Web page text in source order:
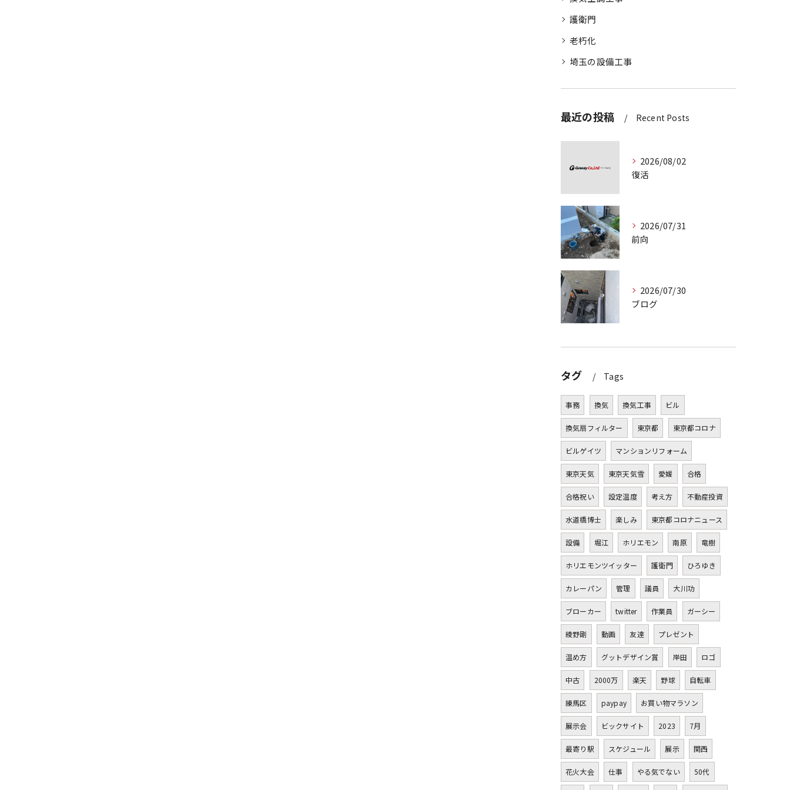
護衛門
老朽化
埼玉の設備工事
最近の投稿 Recent Posts
2026/08/02
復活
2026/07/31
前向
2026/07/30
ブログ
タグ Tags
事務 換気 換気工事 ビル
換気扇フィルター 東京都 東京都コロナ
ビルゲイツ マンションリフォーム
東京天気 東京天気雪 愛媛 合格
合格祝い 設定温度 考え方 不動産投資
水道橋博士 楽しみ 東京都コロナニュース
設備 堀江 ホリエモン 南原 竜樹
ホリエモンツイッター 護衛門 ひろゆき
カレーパン 管理 議員 大川功
ブローカー twitter 作業員 ガーシー
綾野剛 動画 友達 プレゼント
温め方 グットデザイン賞 岸田 ロゴ
中古 2000万 楽天 野球 自転車
練馬区 paypay お買い物マラソン
展示会 ビックサイト 2023 7月
最寄り駅 スケジュール 展示 関西
花火大会 仕事 やる気でない 50代